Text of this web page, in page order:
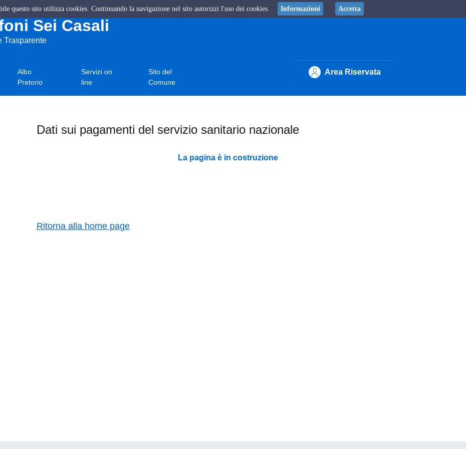
Sei Casali
Trasparente
Albo
Pretorio
Servizi on
line
Sito del
Comune
Area Riservata
Dati sui pagamenti del servizio sanitario nazionale
La pagina è in costruzione
Ritorna alla home page
questo sito utilizza cookies. Continuando la navigazione nel sito autorizzi l'uso dei cookies. Informazioni Accetta